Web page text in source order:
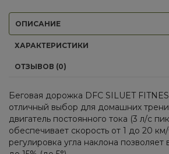
ОПИСАНИЕ
ХАРАКТЕРИСТИКИ
ОТЗЫВОВ (0)
Беговая дорожка DFC SILUET
отличный выбор для домашних
двигатель постоянного тока (3 л/с
обеспечивает скорость от 1 до 20
регулировка угла наклона позволяет